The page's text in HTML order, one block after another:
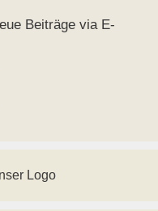
Beiträge via E-